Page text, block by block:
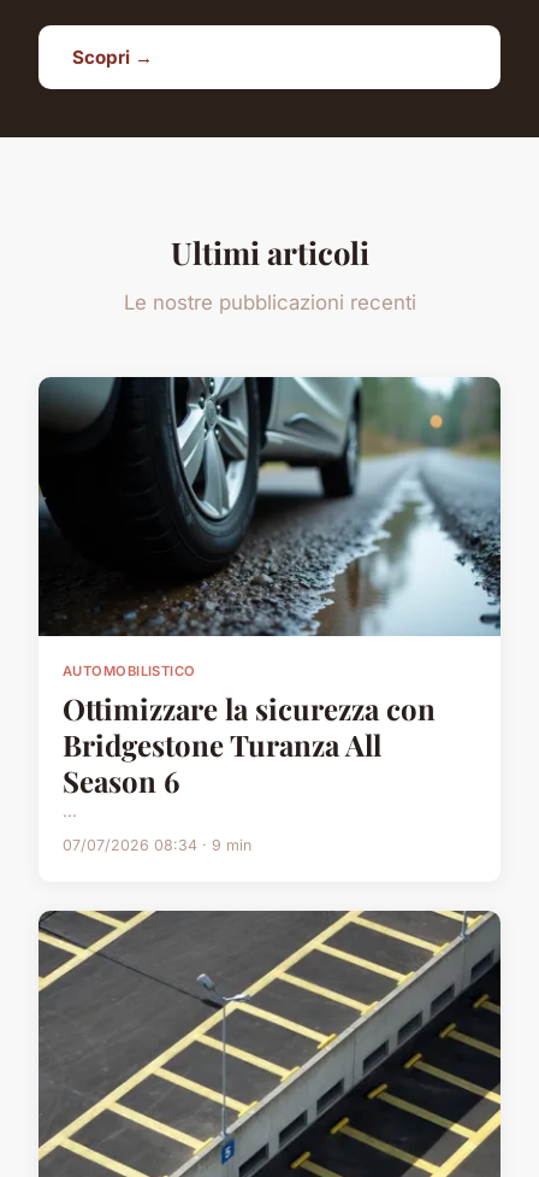
Scopri →
Ultimi articoli
Le nostre pubblicazioni recenti
AUTOMOBILISTICO
Ottimizzare la sicurezza con
Bridgestone Turanza All
Season 6
...
07/07/2026 08:34 · 9 min